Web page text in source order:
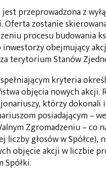
przeprowadzona z
Oferta zostanie
procesu budowania
obejmujący
terytorium Stanów
kryteria
objęcia nowych
którzy
posiadającym –
Zgromadzeniu – co
liczby głosów w Spółce),
objęcie akcji w liczbie
Spółki.